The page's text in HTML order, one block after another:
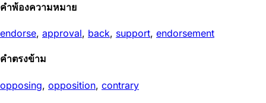
คำพ้องความหมาย
endorse, approval, back, support, endorsement
คำตรงข้าม
opposing, opposition, contrary